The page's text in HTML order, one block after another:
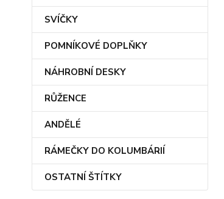
SVÍČKY
POMNÍKOVÉ DOPLŇKY
NÁHROBNÍ DESKY
RŮŽENCE
ANDĚLÉ
RÁMEČKY DO KOLUMBÁRIÍ
OSTATNÍ ŠTÍTKY